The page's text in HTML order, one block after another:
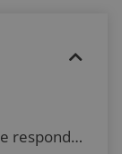
Whatsapp: la necesidad de responder más rápido a los mensajes